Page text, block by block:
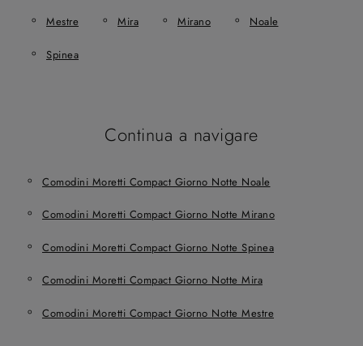
Mestre Mira Mirano Noale
Spinea
Continua a navigare
Comodini Moretti Compact Giorno Notte Noale
Comodini Moretti Compact Giorno Notte Mirano
Comodini Moretti Compact Giorno Notte Spinea
Comodini Moretti Compact Giorno Notte Mira
Comodini Moretti Compact Giorno Notte Mestre